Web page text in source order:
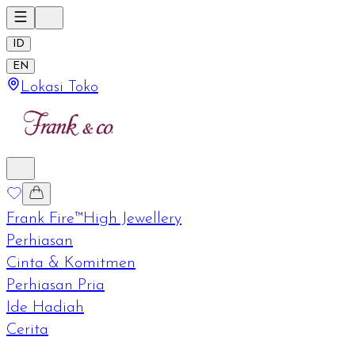
ID
EN
Lokasi Toko
Frank Fire™High Jewellery
Perhiasan
Cinta & Komitmen
Perhiasan Pria
Ide Hadiah
Cerita